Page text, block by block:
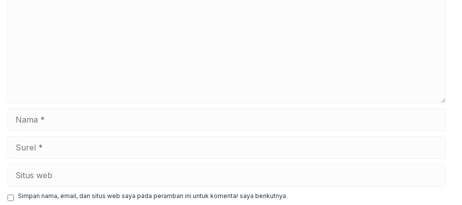
Simpan nama, email, dan situs web saya pada peramban ini untuk komentar saya berikutnya.